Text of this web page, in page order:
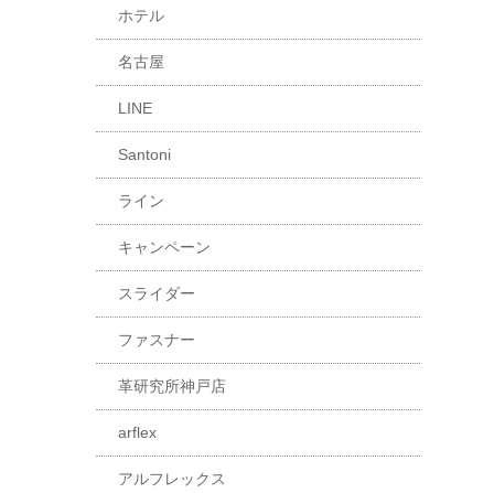
ホテル
名古屋
LINE
Santoni
ライン
キャンペーン
スライダー
ファスナー
革研究所神戸店
arflex
アルフレックス